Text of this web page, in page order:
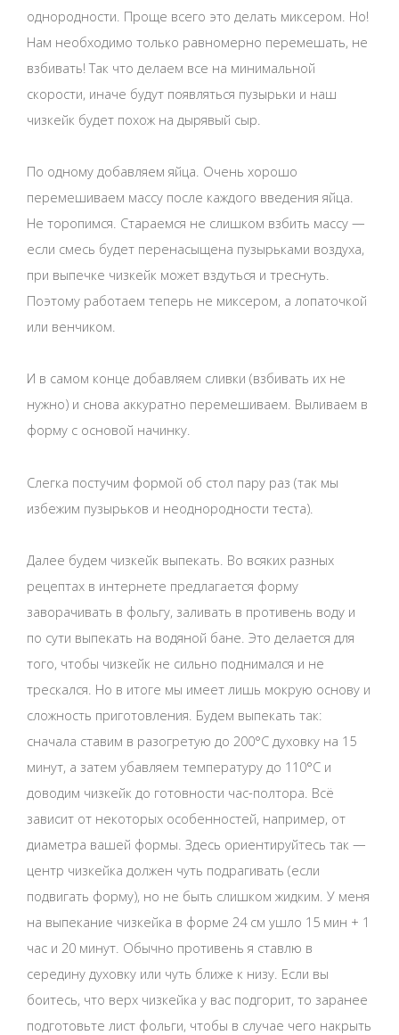
однородности. Проще всего это делать миксером. Но!
Нам необходимо только равномерно перемешать, не
взбивать! Так что делаем все на минимальной
скорости, иначе будут появляться пузырьки и наш
чизкейк будет похож на дырявый сыр.
По одному добавляем яйца. Очень хорошо
перемешиваем массу после каждого введения яйца.
Не торопимся. Стараемся не слишком взбить массу —
если смесь будет перенасыщена пузырьками воздуха,
при выпечке чизкейк может вздуться и треснуть.
Поэтому работаем теперь не миксером, а лопаточкой
или венчиком.
И в самом конце добавляем сливки (взбивать их не
нужно) и снова аккуратно перемешиваем. Выливаем в
форму с основой начинку.
Слегка постучим формой об стол пару раз (так мы
избежим пузырьков и неоднородности теста).
Далее будем чизкейк выпекать. Во всяких разных
рецептах в интернете предлагается форму
заворачивать в фольгу, заливать в противень воду и
по сути выпекать на водяной бане. Это делается для
того, чтобы чизкейк не сильно поднимался и не
трескался. Но в итоге мы имеет лишь мокрую основу и
сложность приготовления. Будем выпекать так:
сначала ставим в разогретую до 200°С духовку на 15
минут, а затем убавляем температуру до 110°С и
доводим чизкейк до готовности час-полтора. Всё
зависит от некоторых особенностей, например, от
диаметра вашей формы. Здесь ориентируйтесь так —
центр чизкейка должен чуть подрагивать (если
подвигать форму), но не быть слишком жидким. У меня
на выпекание чизкейка в форме 24 см ушло 15 мин + 1
час и 20 минут. Обычно противень я ставлю в
середину духовку или чуть ближе к низу. Если вы
боитесь, что верх чизкейка у вас подгорит, то заранее
подготовьте лист фольги, чтобы в случае чего накрыть